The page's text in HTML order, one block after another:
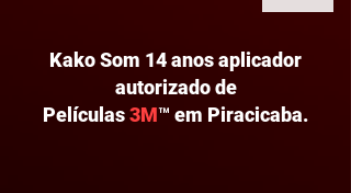
Kako Som 14 anos aplicador
autorizado de
Películas3M™ em Piracicaba.